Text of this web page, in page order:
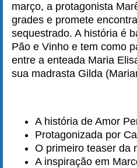
março, a protagonista
grades e promete
sequestrado. A história é
Pão e Vinho e tem como
entre a enteada Maria
sua madrasta Gilda
A história de Amor
Protagonizada por
O primeiro teaser da
A inspiração em